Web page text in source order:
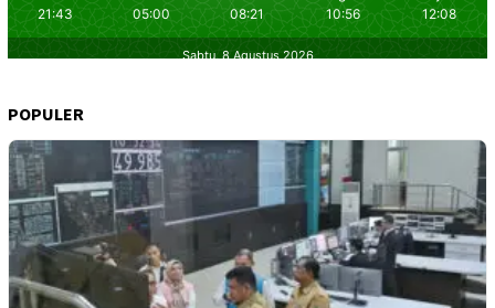
POPULER